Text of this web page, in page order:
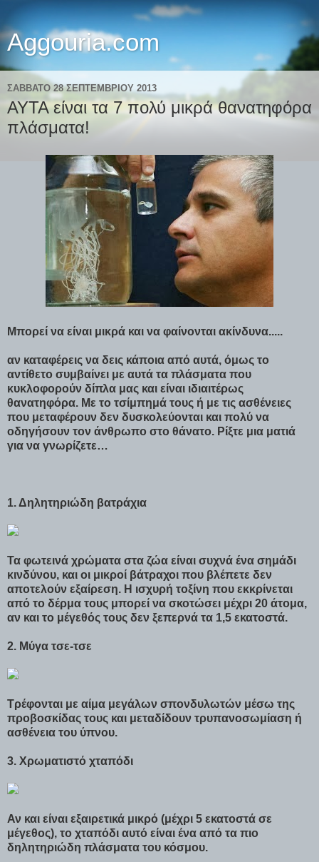
Aggouria.com
ΣΆΒΒΑΤΟ 28 ΣΕΠΤΕΜΒΡΊΟΥ 2013
AYTA είναι τα 7 πολύ μικρά θανατηφόρα
πλάσματα!
Μπορεί να είναι μικρά και να φαίνονται ακίνδυνα.....
αν καταφέρεις να δεις κάποια από αυτά, όμως το
αντίθετο συμβαίνει με αυτά τα πλάσματα που
κυκλοφορούν δίπλα μας και είναι ιδιαιτέρως
θανατηφόρα. Με το τσίμπημά τους ή με τις ασθένειες
που μεταφέρουν δεν δυσκολεύονται και πολύ να
οδηγήσουν τον άνθρωπο στο θάνατο. Ρίξτε μια ματιά
για να γνωρίζετε…
1. Δηλητηριώδη βατράχια
Τα φωτεινά χρώματα στα ζώα είναι συχνά ένα σημάδι
κινδύνου, και οι μικροί βάτραχοι που βλέπετε δεν
αποτελούν εξαίρεση. Η ισχυρή τοξίνη που εκκρίνεται
από το δέρμα τους μπορεί να σκοτώσει μέχρι 20 άτομα,
αν και το μέγεθός τους δεν ξεπερνά τα 1,5 εκατοστά.
2. Μύγα τσε-τσε
Τρέφονται με αίμα μεγάλων σπονδυλωτών μέσω της
προβοσκίδας τους και μεταδίδουν τρυπανοσωμίαση ή
ασθένεια του ύπνου.
3. Χρωματιστό χταπόδι
Αν και είναι εξαιρετικά μικρό (μέχρι 5 εκατοστά σε
μέγεθος), το χταπόδι αυτό είναι ένα από τα πιο
δηλητηριώδη πλάσματα του κόσμου.